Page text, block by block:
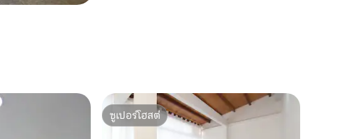
ซูเปอร์โฮสต์
ซูเปอร์โฮสต์